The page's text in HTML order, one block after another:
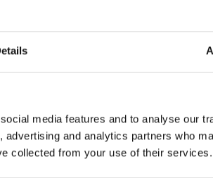
media features and to analyse our
and analytics partners who
collected from your use of their services.